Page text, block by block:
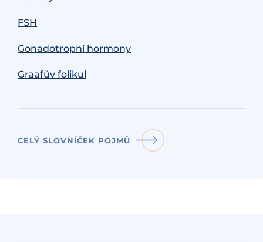
FSH
Gonadotropní hormony
Graafův folikul
CELÝ SLOVNÍČEK POJMŮ